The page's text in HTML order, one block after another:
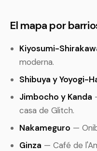
El mapa por
Kiyosumi-
moderna.
Shibuya y Yoyogi-
Jimbocho y Kanda
casa de Glitch.
Nakameguro —
Ginza — Café de